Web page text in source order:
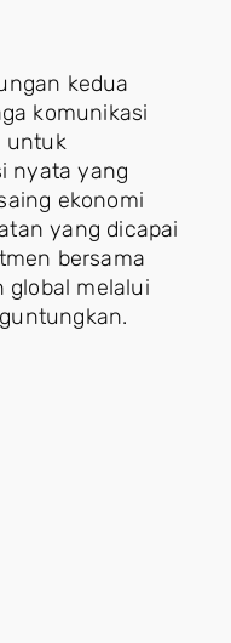
kedua
komunikasi
untuk
nyata yang
ekonomi
yang dicapai
bersama
global melalui